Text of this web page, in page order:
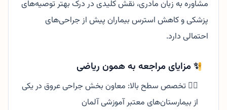
مشاوره به زبان مادری، نقش کلیدی در درک بهتر توصیه‌های
پزشکی و کاهش استرس بیماران پیش از جراحی‌های
احتمالی دارد.
✨ مزایای مراجعه به همون ریاضی
👨‍⚕️ تخصص سطح بالا: معاون بخش جراحی عروق در یکی
از بیمارستان‌های معتبر آموزشی آلمان